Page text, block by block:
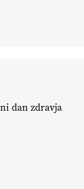
in
dan zdravja